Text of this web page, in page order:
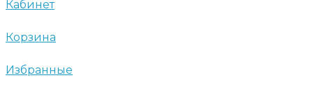
Кабинет
Корзина
Избранные